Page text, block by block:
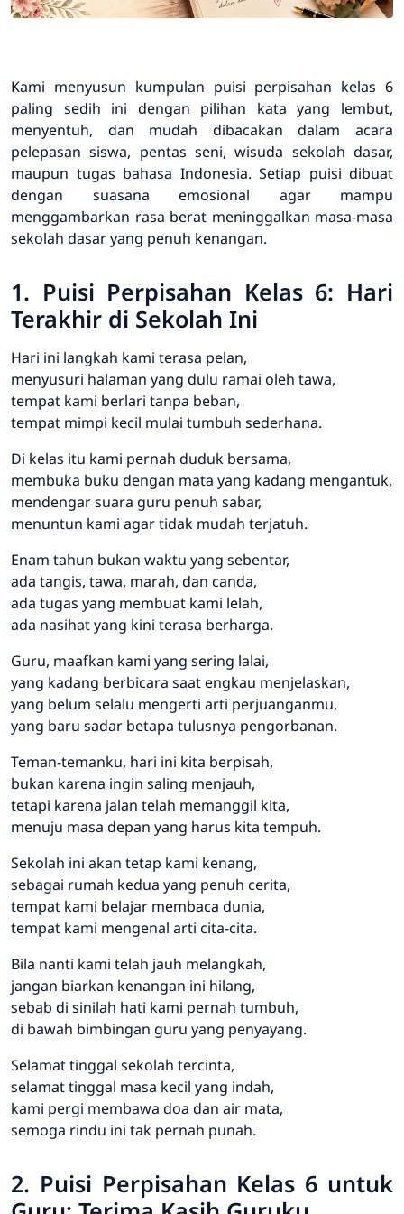
Kami menyusun kumpulan puisi perpisahan kelas 6
paling sedih ini dengan pilihan kata yang lembut,
menyentuh, dan mudah dibacakan dalam acara
pelepasan siswa, pentas seni, wisuda sekolah dasar,
maupun tugas bahasa Indonesia. Setiap puisi dibuat
dengan suasana emosional agar mampu
menggambarkan rasa berat meninggalkan masa-masa
sekolah dasar yang penuh kenangan.
1. Puisi Perpisahan Kelas 6: Hari
Terakhir di Sekolah Ini
Hari ini langkah kami terasa pelan,
menyusuri halaman yang dulu ramai oleh tawa,
tempat kami berlari tanpa beban,
tempat mimpi kecil mulai tumbuh sederhana.
Di kelas itu kami pernah duduk bersama,
membuka buku dengan mata yang kadang mengantuk,
mendengar suara guru penuh sabar,
menuntun kami agar tidak mudah terjatuh.
Enam tahun bukan waktu yang sebentar,
ada tangis, tawa, marah, dan canda,
ada tugas yang membuat kami lelah,
ada nasihat yang kini terasa berharga.
Guru, maafkan kami yang sering lalai,
yang kadang berbicara saat engkau menjelaskan,
yang belum selalu mengerti arti perjuanganmu,
yang baru sadar betapa tulusnya pengorbanan.
Teman-temanku, hari ini kita berpisah,
bukan karena ingin saling menjauh,
tetapi karena jalan telah memanggil kita,
menuju masa depan yang harus kita tempuh.
Sekolah ini akan tetap kami kenang,
sebagai rumah kedua yang penuh cerita,
tempat kami belajar membaca dunia,
tempat kami mengenal arti cita-cita.
Bila nanti kami telah jauh melangkah,
jangan biarkan kenangan ini hilang,
sebab di sinilah hati kami pernah tumbuh,
di bawah bimbingan guru yang penyayang.
Selamat tinggal sekolah tercinta,
selamat tinggal masa kecil yang indah,
kami pergi membawa doa dan air mata,
semoga rindu ini tak pernah punah.
2. Puisi Perpisahan Kelas 6 untuk